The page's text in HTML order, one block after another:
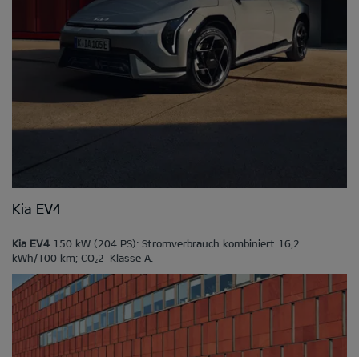
Kia EV4
Kia EV4 150 kW (204 PS): Stromverbrauch kombiniert 16,2
kWh/100 km; CO22-Klasse A.